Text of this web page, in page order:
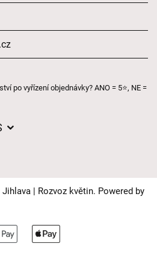
po vyřízení objednávky? ANO = 5⭐, NE =
možností
| Rozvoz květin. Powered by